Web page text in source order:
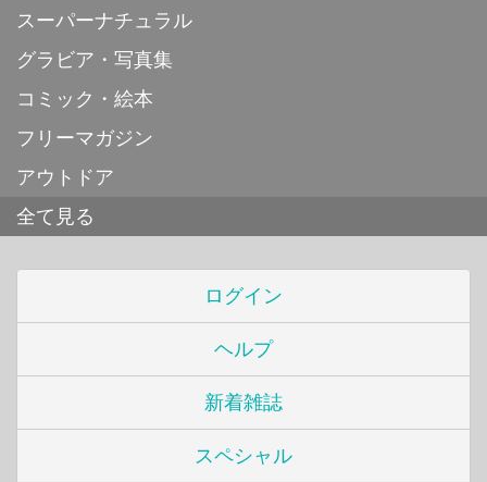
スーパーナチュラル
グラビア・写真集
コミック・絵本
フリーマガジン
アウトドア
全て見る
ログイン
ヘルプ
新着雑誌
スペシャル